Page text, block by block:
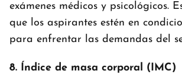
exámenes médicos y psicológicos.
que los aspirantes estén en
para enfrentar las demandas del
8. Índice de masa corporal (IMC)